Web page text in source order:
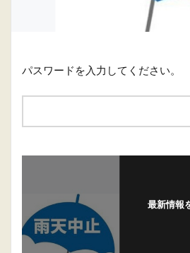
パスワードを入力してください。
最新情報